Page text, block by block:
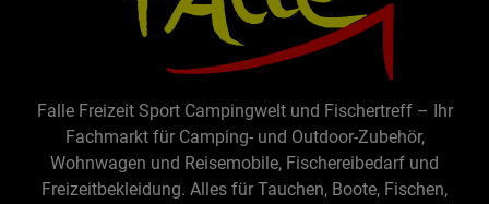
Falle Freizeit Sport Campingwelt und Fischertreff – Ihr
Fachmarkt für Camping- und Outdoor-Zubehör,
Wohnwagen und Reisemobile, Fischereibedarf und
Freizeitbekleidung. Alles für Tauchen, Boote, Fischen,